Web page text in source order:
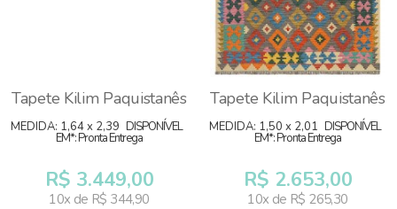
Tapete Kilim Paquistanês
MEDIDA: 1,64 x 2,39 DISPONÍVEL
EM*: Pronta Entrega
R$ 3.449,00
10x de R$ 344,90
Tapete Kilim Paquistanês
MEDIDA: 1,50 x 2,01 DISPONÍVEL
EM*: Pronta Entrega
R$ 2.653,00
10x de R$ 265,30